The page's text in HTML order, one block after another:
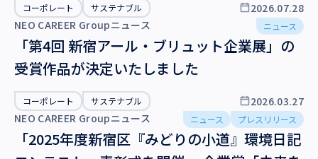
その他
プレスリリース
パブリシティ
セミナー
タグ
コーポレート サステナブル
2026.07.28
NEO CAREER Groupニュース
ニュース
「第4回 新宿アール・ブリュット企業展」の
受賞作品が決定いたしました
コーポレート サステナブル
2026.03.27
NEO CAREER Groupニュース
ニュース プレスリリース
「2025年度新宿区『みどりの小道』環境日記